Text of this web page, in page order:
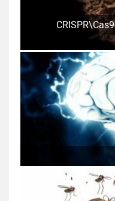
העתיד כבר כאן: שימוש ראשון ב-CRISPR\Cas9